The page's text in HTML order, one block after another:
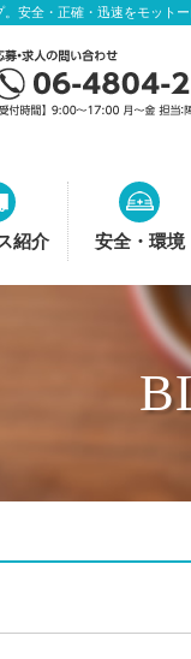
安全・正確・迅速をモット
紹介 安全・環境